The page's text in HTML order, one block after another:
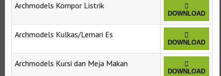
Archmodels Kompor Listrik
DOWNLOAD
Archmodels Kulkas/Lemari Es
DOWNLOAD
Archmodels Kursi dan Meja Makan
DOWNLOAD